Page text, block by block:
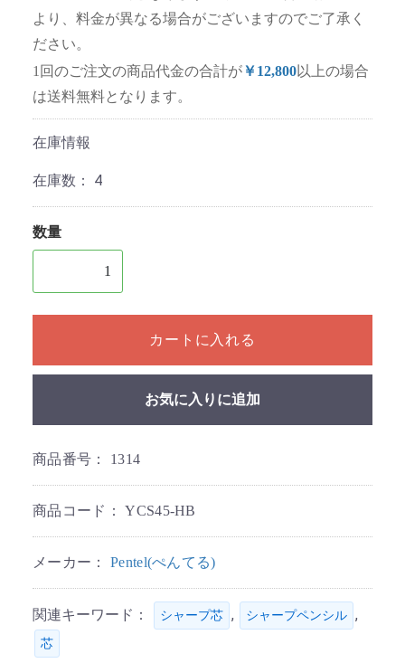
より、料金が異なる場合がございますのでご了承く
ださい。
1回のご注文の商品代金の合計が￥12,800以上の場合
は送料無料となります。
在庫情報
在庫数： 4
数量
1個以上の数量を入力してください
カートに入れる
お気に入りに追加
商品番号： 1314
商品コード：YCS45-HB
メーカー： Pentel(ぺんてる)
関連キーワード： シャープ芯 , シャープペンシル ,
芯